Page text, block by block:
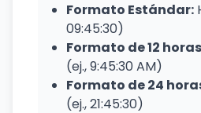
Formato Estándar:
09:45:30)
Formato de 12
(ej., 9:45:30 AM)
Formato de 24
(ej., 21:45:30)